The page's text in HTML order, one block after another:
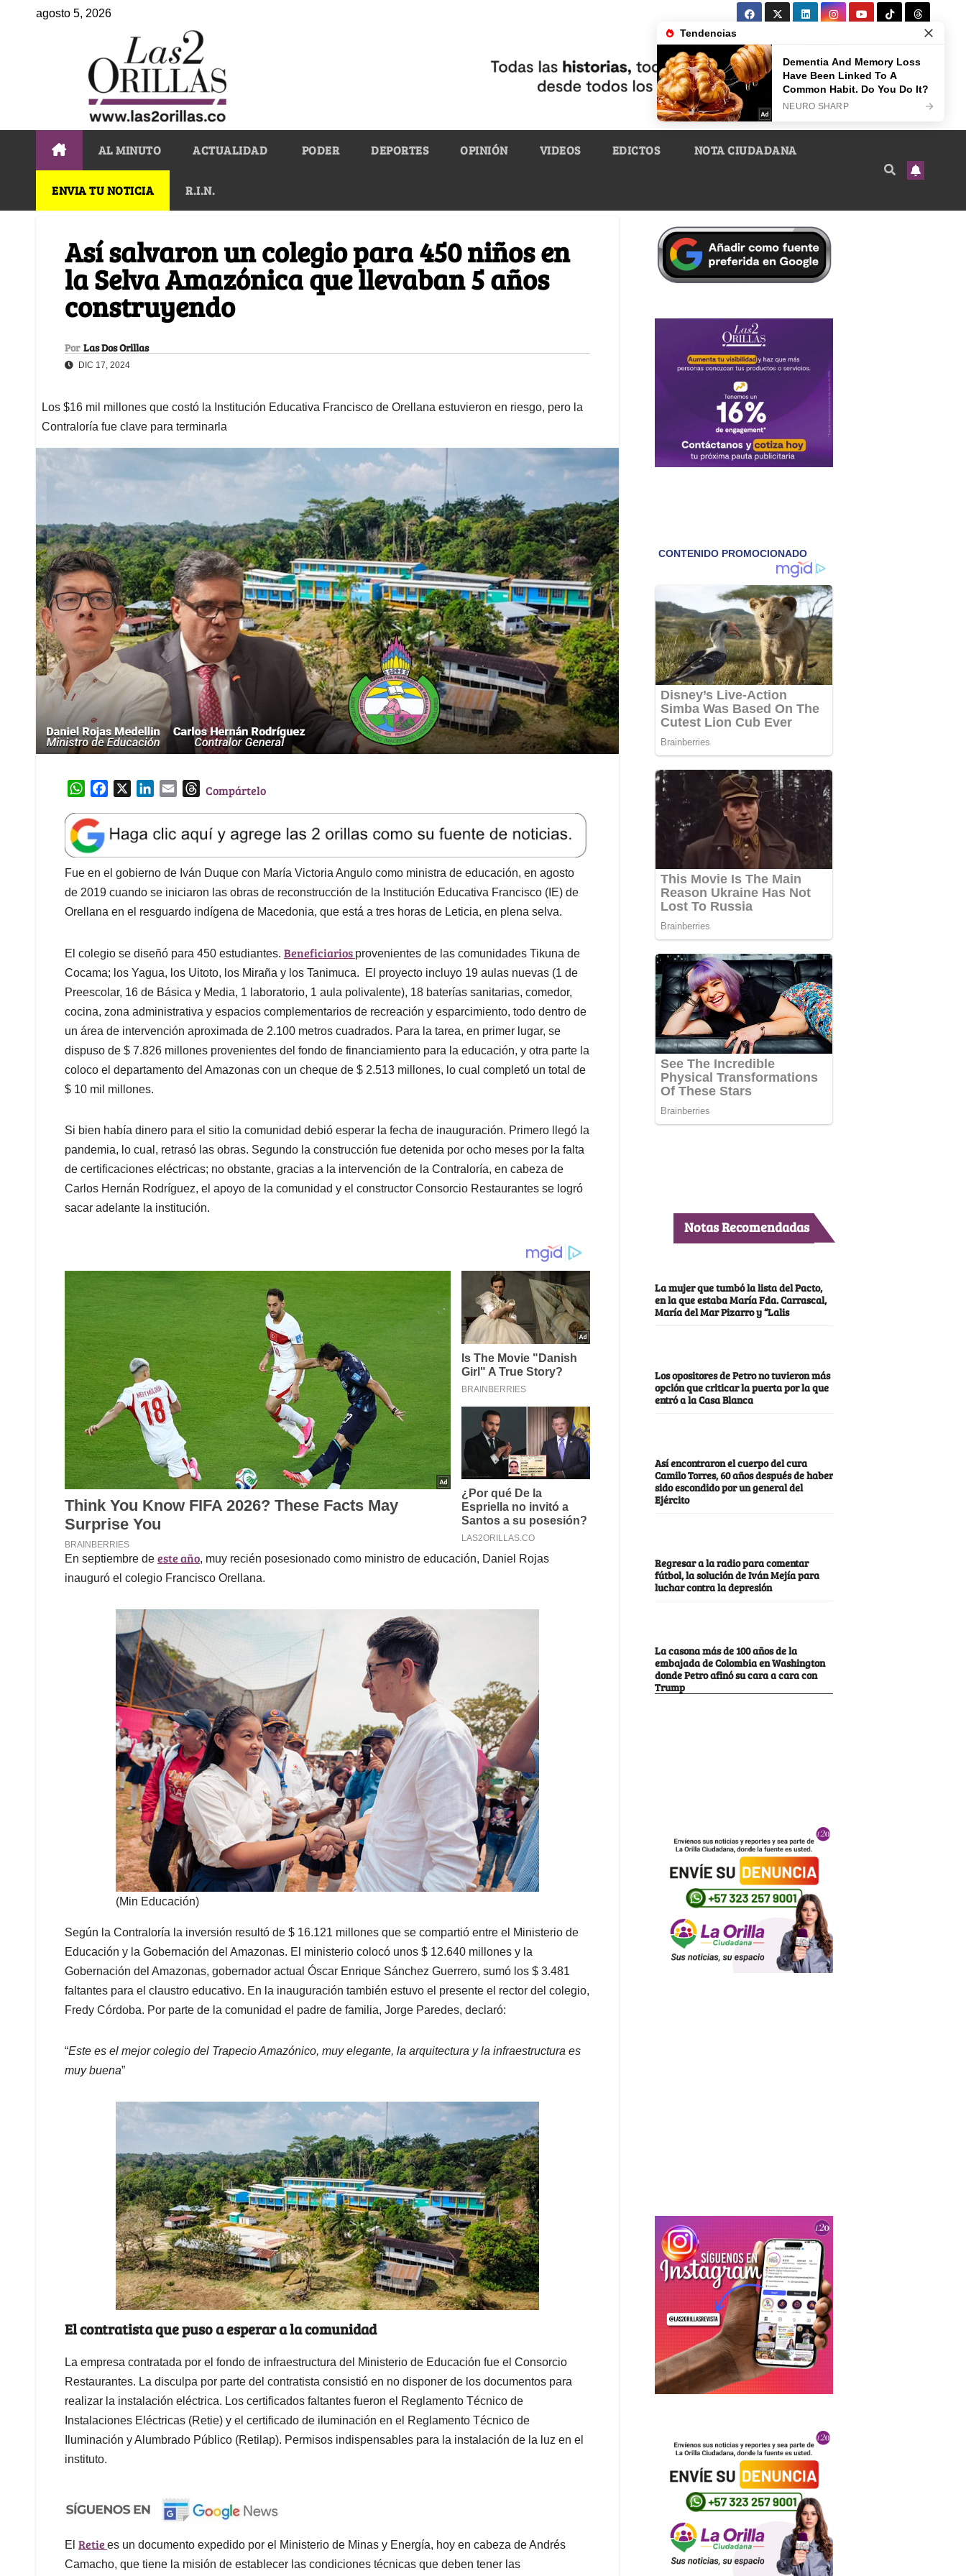
agosto 5, 2026
AL MINUTO ACTUALIDAD PODER DEPORTES OPINIÓN VIDEOS EDICTOS NOTA CIUDADANA
ENVIA TU NOTICIA R.I.N.
Así salvaron un colegio para 450 niños en
la Selva Amazónica que llevaban 5 años
construyendo
Por Las Dos Orillas
DIC 17, 2024
Los $16 mil millones que costó la Institución Educativa Francisco de Orellana estuvieron en riesgo, pero la
Contraloría fue clave para terminarla
W
a
t
s
A
p
p
e
b
o
o
k
k
e
d
I
n
l
T
e
a
d
s
Compártelo
Fue en el gobierno de Iván Duque con María Victoria Angulo como ministra de educación, en agosto
de 2019 cuando se iniciaron las obras de reconstrucción de la Institución Educativa Francisco (IE) de
Orellana en el resguardo indígena de Macedonia, que está a tres horas de Leticia, en plena selva.
El colegio se diseñó para 450 estudiantes. Beneficiarios provenientes de las comunidades Tikuna de
Cocama; los Yagua, los Uitoto, los Miraña y los Tanimuca. El proyecto incluyo 19 aulas nuevas (1 de
Preescolar, 16 de Básica y Media, 1 laboratorio, 1 aula polivalente), 18 baterías sanitarias, comedor,
cocina, zona administrativa y espacios complementarios de recreación y esparcimiento, todo dentro de
un área de intervención aproximada de 2.100 metros cuadrados. Para la tarea, en primer lugar, se
dispuso de $ 7.826 millones provenientes del fondo de financiamiento para la educación, y otra parte la
coloco el departamento del Amazonas con un cheque de $ 2.513 millones, lo cual completó un total de
$ 10 mil millones.
Si bien había dinero para el sitio la comunidad debió esperar la fecha de inauguración. Primero llegó la
pandemia, lo cual, retrasó las obras. Segundo la construcción fue detenida por ocho meses por la falta
de certificaciones eléctricas; no obstante, gracias a la intervención de la Contraloría, en cabeza de
Carlos Hernán Rodríguez, el apoyo de la comunidad y el constructor Consorcio Restaurantes se logró
sacar adelante la institución.
En septiembre de este año, muy recién posesionado como ministro de educación, Daniel Rojas
inauguró el colegio Francisco Orellana.
(Min Educación)
Según la Contraloría la inversión resultó de $ 16.121 millones que se compartió entre el Ministerio de
Educación y la Gobernación del Amazonas. El ministerio colocó unos $ 12.640 millones y la
Gobernación del Amazonas, gobernador actual Óscar Enrique Sánchez Guerrero, sumó los $ 3.481
faltantes para el claustro educativo. En la inauguración también estuvo el presente el rector del colegio,
Fredy Córdoba. Por parte de la comunidad el padre de familia, Jorge Paredes, declaró:
“Este es el mejor colegio del Trapecio Amazónico, muy elegante, la arquitectura y la infraestructura es
muy buena”
El contratista que puso a esperar a la comunidad
La empresa contratada por el fondo de infraestructura del Ministerio de Educación fue el Consorcio
Restaurantes. La disculpa por parte del contratista consistió en no disponer de los documentos para
realizar la instalación eléctrica. Los certificados faltantes fueron el Reglamento Técnico de
Instalaciones Eléctricas (Retie) y el certificado de iluminación en el Reglamento Técnico de
Iluminación y Alumbrado Público (Retilap). Permisos indispensables para la instalación de la luz en el
instituto.
El Retie es un documento expedido por el Ministerio de Minas y Energía, hoy en cabeza de Andrés
Camacho, que tiene la misión de establecer las condiciones técnicas que deben tener las
Notas Recomendadas
La mujer que tumbó la lista del Pacto,
en la que estaba María Fda. Carrascal,
María del Mar Pizarro y “Lalis
Los opositores de Petro no tuvieron más
opción que criticar la puerta por la que
entró a la Casa Blanca
Así encontraron el cuerpo del cura
Camilo Torres, 60 años después de haber
sido escondido por un general del
Ejército
Regresar a la radio para comentar
fútbol, la solución de Iván Mejía para
luchar contra la depresión
La casona más de 100 años de la
embajada de Colombia en Washington
donde Petro afinó su cara a cara con
Trump